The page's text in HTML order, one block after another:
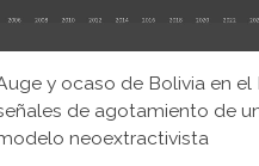
y ocaso de Bolivia en el
de agotamiento de
neoextractivista